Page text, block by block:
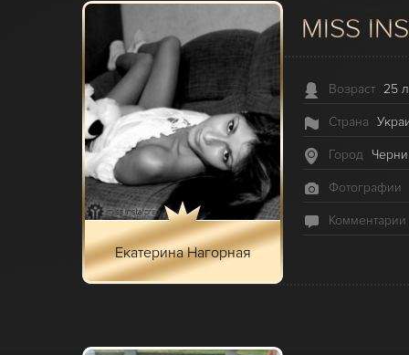
MISS
Екатерина Нагорная
Возраст 25
Страна
Город
Фотографии
Комментарии